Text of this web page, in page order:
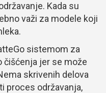
Kada su
važi za modele koji
sistemom za
čišćenja jer se može
skrivenih delova
proces održavanja,